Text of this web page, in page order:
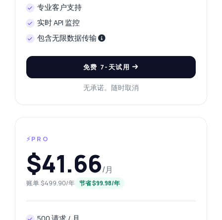
专业客户支持
实时 API 监控
包含无限数据传输
免费 7-天试用
无承诺。随时取消
⚡PRO
$41.66/月
账单 $499.90/年 节省 $99.98/年
500 请求 / 月